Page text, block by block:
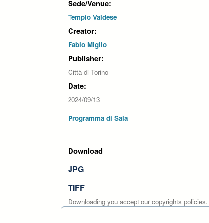
Sede/Venue:
Tempio Valdese
Creator:
Fabio Miglio
Publisher:
Città di Torino
Date:
2024/09/13
Programma di Sala
Download
JPG
TIFF
Downloading you accept our copyrights policies.